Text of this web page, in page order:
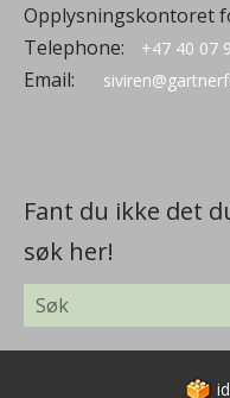
Opplysningskontoret
Telephone:
+47 40 07
Email:
Fant du ikke det
søk her!